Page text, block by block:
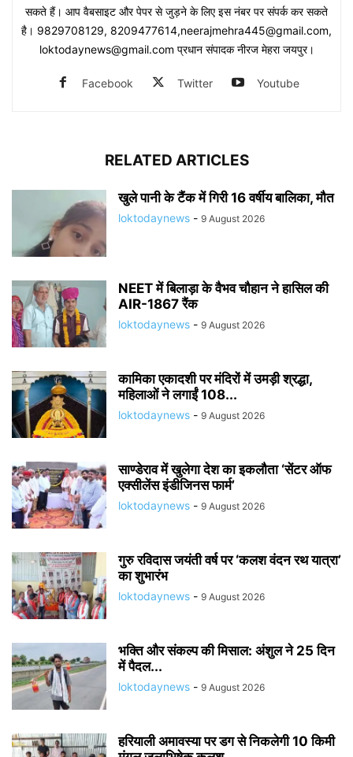
सकते हैं। आप वैबसाइट और पेपर से जुड़ने के लिए इस नंबर पर संपर्क कर सकते
है। 9829708129, 8209477614,neerajmehra445@gmail.com,
loktodaynews@gmail.com प्रधान संपादक नीरज मेहरा जयपुर।
Facebook Twitter Youtube
RELATED ARTICLES
खुले पानी के टैंक में गिरी 16 वर्षीय बालिका, मौत
loktodaynews - 9 August 2026
NEET में बिलाड़ा के वैभव चौहान ने हासिल की
AIR-1867 रैंक
loktodaynews - 9 August 2026
कामिका एकादशी पर मंदिरों में उमड़ी श्रद्धा,
महिलाओं ने लगाईं 108...
loktodaynews - 9 August 2026
साण्डेराव में खुलेगा देश का इकलौता ‘सेंटर ऑफ
एक्सीलेंस इंडीजिनस फार्म’
loktodaynews - 9 August 2026
गुरु रविदास जयंती वर्ष पर ‘कलश वंदन रथ यात्रा’
का शुभारंभ
loktodaynews - 9 August 2026
भक्ति और संकल्प की मिसाल: अंशुल ने 25 दिन
में पैदल...
loktodaynews - 9 August 2026
हरियाली अमावस्या पर डग से निकलेगी 10 किमी